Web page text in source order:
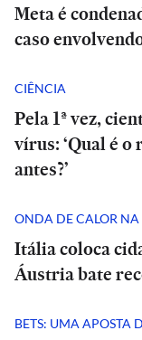
Meta é
caso
CIÊNCIA
Pela 1ª vez,
vírus: ‘Qual é o
antes?’
ONDA DE CALOR NA
Itália coloca
Áustria bate
BETS: UMA APOSTA